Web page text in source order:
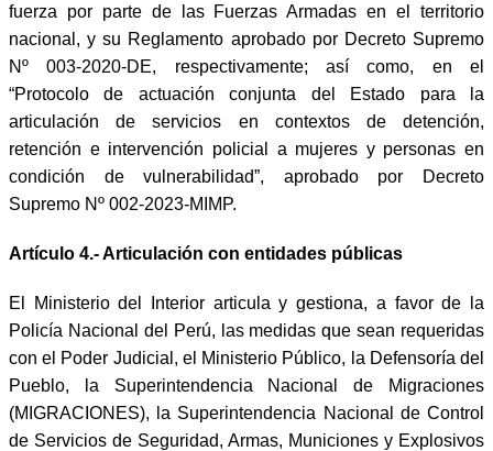
fuerza por parte de las Fuerzas Armadas en el territorio
nacional, y su Reglamento aprobado por Decreto Supremo
Nº 003-2020-DE, respectivamente; así como, en el
“Protocolo de actuación conjunta del Estado para la
articulación de servicios en contextos de detención,
retención e intervención policial a mujeres y personas en
condición de vulnerabilidad”, aprobado por Decreto
Supremo Nº 002-2023-MIMP.
Artículo 4.- Articulación con entidades públicas
El Ministerio del Interior articula y gestiona, a favor de la
Policía Nacional del Perú, las medidas que sean requeridas
con el Poder Judicial, el Ministerio Público, la Defensoría del
Pueblo, la Superintendencia Nacional de Migraciones
(MIGRACIONES), la Superintendencia Nacional de Control
de Servicios de Seguridad, Armas, Municiones y Explosivos